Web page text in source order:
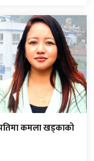
कमला खड्काको